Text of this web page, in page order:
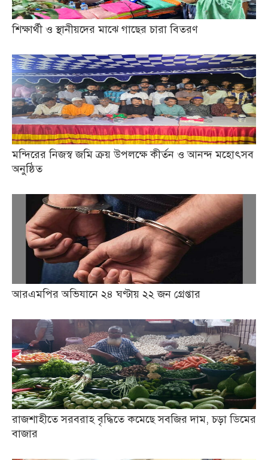
শিক্ষার্থী ও স্থানীয়দের মাঝে গাছের চারা বিতরণ
মন্দিরের নিজস্ব জমি ক্রয় উপলক্ষে কীর্তন ও আনন্দ মহোৎসব
অনুষ্ঠিত
আরএমপির অভিযানে ২৪ ঘণ্টায় ২২ জন গ্রেপ্তার
রাজশাহীতে সরবরাহ বৃদ্ধিতে কমেছে সবজির দাম, চড়া ডিমের
বাজার